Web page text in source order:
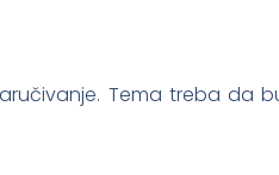
Tema treba da